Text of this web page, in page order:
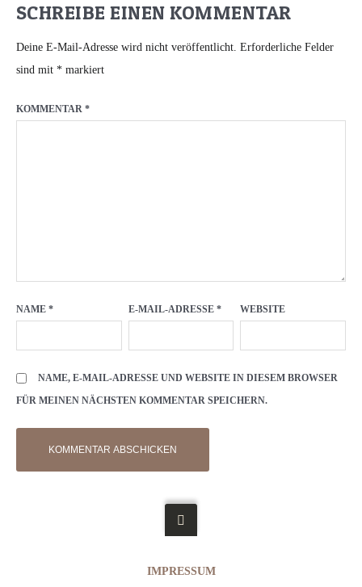
SCHREIBE EINEN KOMMENTAR
Deine E-Mail-Adresse wird nicht veröffentlicht. Erforderliche Felder
sind mit * markiert
KOMMENTAR *
NAME * E-MAIL-ADRESSE * WEBSITE
NAME, E-MAIL-ADRESSE UND WEBSITE IN DIESEM BROWSER
FÜR MEINEN NÄCHSTEN KOMMENTAR SPEICHERN.
IMPRESSUM